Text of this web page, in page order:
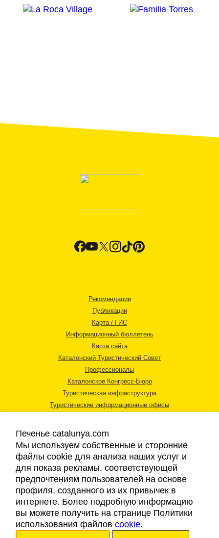
Рекомендации
Публикации
Карта / ГИС
Информационный бюллетень
Карта сайта
Каталонский Туристический Совет
Профессионалы
Каталонское Конгресс-Бюро
Туристическая инфраструктура
Туристические информационные офисы
Правовая информация
Cookies
Доступность
Печенье catalunya.com
Мы используем собственные и сторонние
файлы cookie для анализа наших услуг и
для показа рекламы, соответствующей
предпочтениям пользователей на основе
профиля, созданного из их привычек в
интернете. Более подробную информацию
вы можете получить на странице Политики
использования файлов cookie.